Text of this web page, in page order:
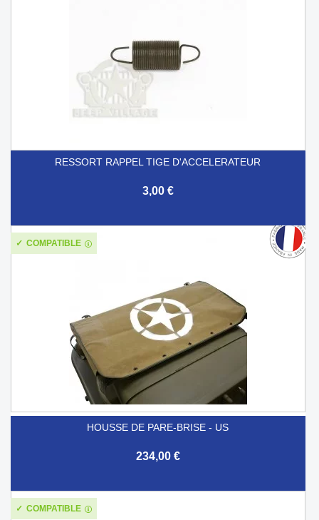
RESSORT RAPPEL TIGE D'ACCELERATEUR
3,00 €
HOUSSE DE PARE-BRISE - US
234,00 €
COMPATIBLE
COMPATIBLE